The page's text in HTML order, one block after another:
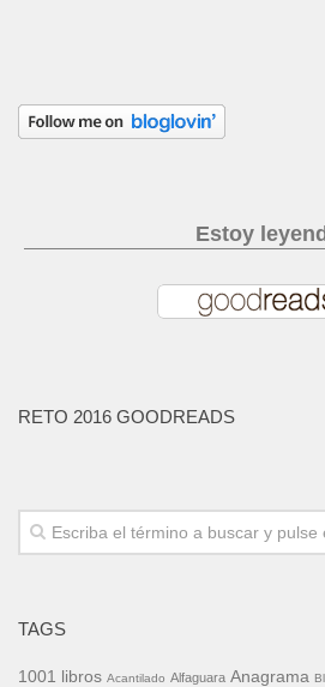
Estoy
RETO 2016 GOODREADS
TAGS
1001 libros Acantilado Alfaguara Anagrama